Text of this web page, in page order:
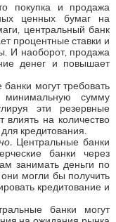
покупка и продажа
ценных бумаг на
центральный банк
процентные ставки и
И наоборот, продажа
денег и повышает
могут требовать
минимальную сумму
эти резервные
влиять на количество
кредитования.
Центральные банки
банки через
занимать деньги по
могли бы получить
кредитование и
банки могут